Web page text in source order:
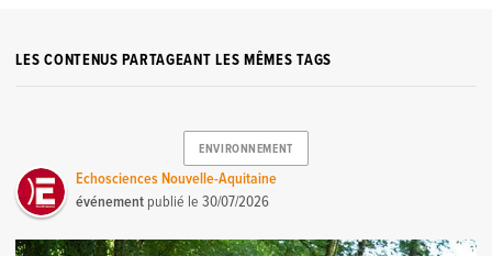
LES CONTENUS PARTAGEANT LES MÊMES TAGS
ENVIRONNEMENT
Echosciences Nouvelle-Aquitaine
événement publié le30/07/2026